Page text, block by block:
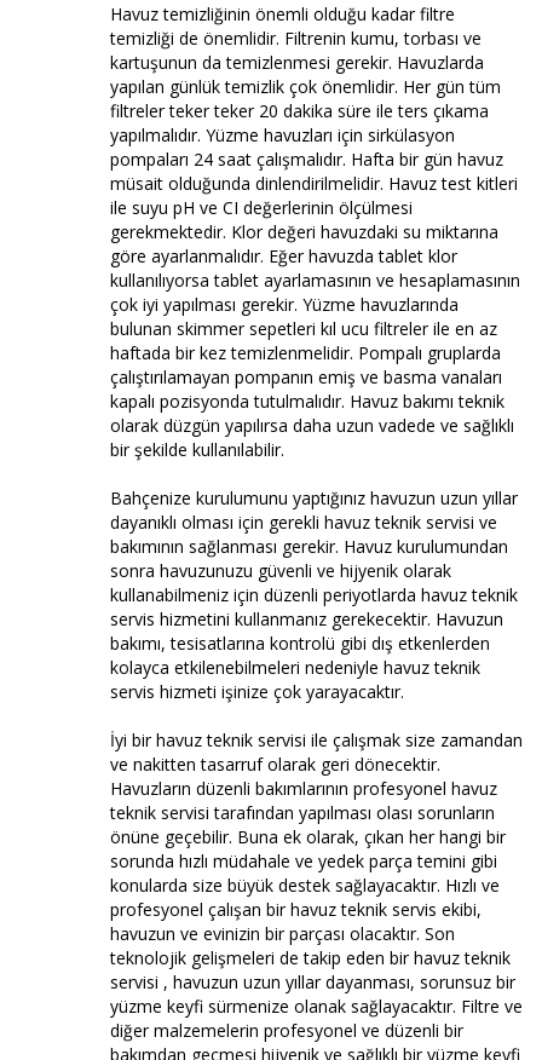
Havuz temizliğinin önemli olduğu kadar filtre
temizliği de önemlidir. Filtrenin kumu, torbası ve
kartuşunun da temizlenmesi gerekir. Havuzlarda
yapılan günlük temizlik çok önemlidir. Her gün tüm
filtreler teker teker 20 dakika süre ile ters çıkama
yapılmalıdır. Yüzme havuzları için sirkülasyon
pompaları 24 saat çalışmalıdır. Hafta bir gün havuz
müsait olduğunda dinlendirilmelidir. Havuz test kitleri
ile suyu pH ve CI değerlerinin ölçülmesi
gerekmektedir. Klor değeri havuzdaki su miktarına
göre ayarlanmalıdır. Eğer havuzda tablet klor
kullanılıyorsa tablet ayarlamasının ve hesaplamasının
çok iyi yapılması gerekir. Yüzme havuzlarında
bulunan skimmer sepetleri kıl ucu filtreler ile en az
haftada bir kez temizlenmelidir. Pompalı gruplarda
çalıştırılamayan pompanın emiş ve basma vanaları
kapalı pozisyonda tutulmalıdır. Havuz bakımı teknik
olarak düzgün yapılırsa daha uzun vadede ve sağlıklı
bir şekilde kullanılabilir.
Bahçenize kurulumunu yaptığınız havuzun uzun yıllar
dayanıklı olması için gerekli havuz teknik servisi ve
bakımının sağlanması gerekir. Havuz kurulumundan
sonra havuzunuzu güvenli ve hijyenik olarak
kullanabilmeniz için düzenli periyotlarda havuz teknik
servis hizmetini kullanmanız gerekecektir. Havuzun
bakımı, tesisatlarına kontrolü gibi dış etkenlerden
kolayca etkilenebilmeleri nedeniyle havuz teknik
servis hizmeti işinize çok yarayacaktır.
İyi bir havuz teknik servisi ile çalışmak size zamandan
ve nakitten tasarruf olarak geri dönecektir.
Havuzların düzenli bakımlarının profesyonel havuz
teknik servisi tarafından yapılması olası sorunların
önüne geçebilir. Buna ek olarak, çıkan her hangi bir
sorunda hızlı müdahale ve yedek parça temini gibi
konularda size büyük destek sağlayacaktır. Hızlı ve
profesyonel çalışan bir havuz teknik servis ekibi,
havuzun ve evinizin bir parçası olacaktır. Son
teknolojik gelişmeleri de takip eden bir havuz teknik
servisi , havuzun uzun yıllar dayanması, sorunsuz bir
yüzme keyfi sürmenize olanak sağlayacaktır. Filtre ve
diğer malzemelerin profesyonel ve düzenli bir
bakımdan geçmesi hijyenik ve sağlıklı bir yüzme keyfi